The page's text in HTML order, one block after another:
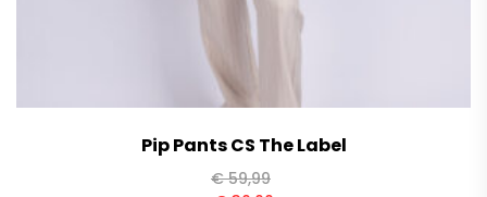
Pip Pants CS The Label
€59,99